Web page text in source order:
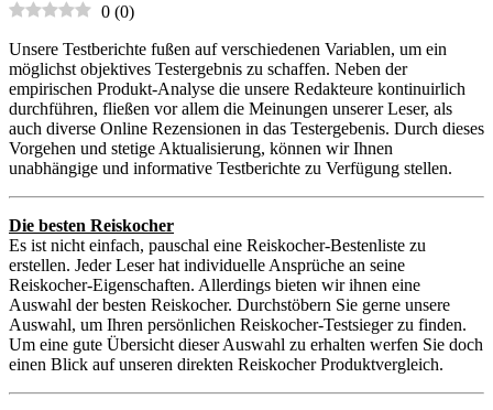
0 (0)
Unsere Testberichte fußen auf verschiedenen Variablen, um ein
möglichst objektives Testergebnis zu schaffen. Neben der
empirischen Produkt-Analyse die unsere Redakteure kontinuirlich
durchführen, fließen vor allem die Meinungen unserer Leser, als
auch diverse Online Rezensionen in das Testergebenis. Durch dieses
Vorgehen und stetige Aktualisierung, können wir Ihnen
unabhängige und informative Testberichte zu Verfügung stellen.
Die besten Reiskocher
Es ist nicht einfach, pauschal eine Reiskocher-Bestenliste zu
erstellen. Jeder Leser hat individuelle Ansprüche an seine
Reiskocher-Eigenschaften. Allerdings bieten wir ihnen eine
Auswahl der besten Reiskocher. Durchstöbern Sie gerne unsere
Auswahl, um Ihren persönlichen Reiskocher-Testsieger zu finden.
Um eine gute Übersicht dieser Auswahl zu erhalten werfen Sie doch
einen Blick auf unseren direkten Reiskocher Produktvergleich.